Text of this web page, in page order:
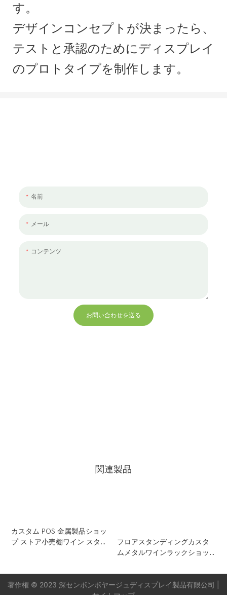
す。
デザインコンセプトが決まったら、
テストと承認のためにディスプレイ
のプロトタイプを制作します。
名前
メール
コンテンツ
お問い合わせを送る
関連製品
カスタム POS 金属製品ショッ
プ ストア小売棚ワイン スタン
フロアスタンディングカスタ
ムメタルワインラックショッ
スタンド
著作権 © 2023 深センボンボヤージュディスプレイ製品有限公司 |